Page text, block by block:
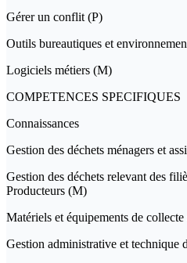
Gérer un conflit (P)
Outils bureautiques et
Logiciels métiers (M)
COMPETENCES SPECIFIQUES
Connaissances
Gestion des déchets ménagers et
Gestion des déchets relevant des
Producteurs (M)
Matériels et équipements de
Gestion administrative et technique